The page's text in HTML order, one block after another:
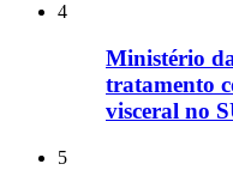
4
Ministério
tratamento
visceral no
5